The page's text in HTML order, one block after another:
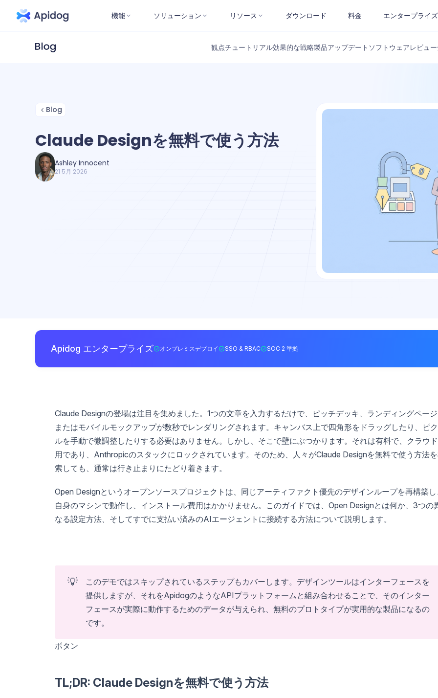
機能 ソリューション リソース ダウンロード 料金 エンタープライズ
観点チュートリアル効果的な戦略製品アップデート ソフトウェアレビュー
Blog
Claude Designを無料で使う方法
Ashley Innocent
21 5月 2026
Apidog エンタープライズ オンプレミスデプロイ SSO & RBAC SOC 2 準拠
Claude Designの登場は注目を集めました。1つの文章を入力するだけで、ピッチデッキ、ランディングペー
またはモバイルモックアップが数秒でレンダリングされます。キャンバス上で四角形をドラッグしたり、ピ
ルを手動で微調整したりする必要はありません。しかし、そこで壁にぶつかります。それは有料で、クラウ
用であり、Anthropicのスタックにロックされています。そのため、人々がClaude Designを無料で使う方法
索しても、通常は行き止まりにたどり着きます。
Open Designというオープンソースプロジェクトは、同じアーティファクト優先のデザインループを再構築
自身のマシンで動作し、インストール費用はかかりません。このガイドでは、Open Designとは何か、3つの
なる設定方法、そしてすでに支払い済みのAIエージェントに接続する方法について説明します。
💡
このデモではスキップされているステップもカバーします。デザインツールはインターフェースを
提供しますが、それをApidogのようなAPIプラットフォームと組み合わせることで、そのインター
フェースが実際に動作するためのデータが与えられ、無料のプロトタイプが実用的な製品になるの
です。
ボタン
TL;DR: Claude Designを無料で使う方法